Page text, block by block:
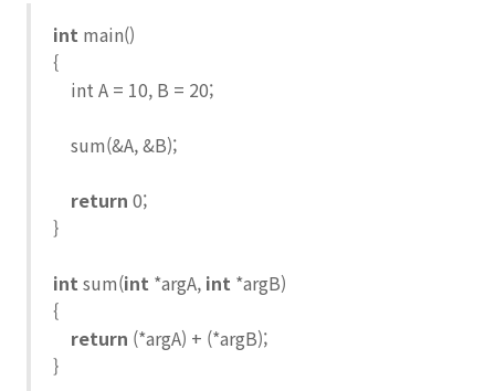
int main()
{
int A = 10, B = 20;
sum(&A, &B);
return 0;
}
intsum(int *argA, int *argB)
{
return (*argA) + (*argB);
}